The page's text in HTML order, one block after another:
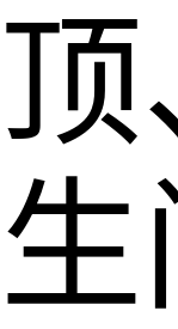
生